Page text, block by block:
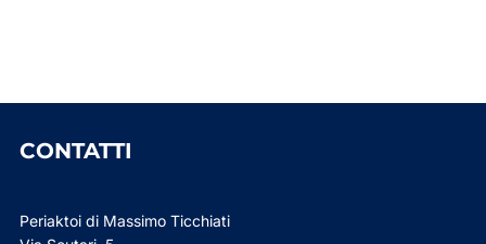
CONTATTI
Periaktoi di Massimo Ticchiati